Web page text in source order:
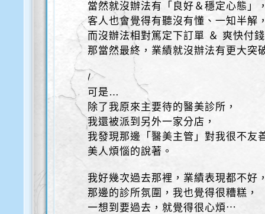
當然就沒辦法有「良好＆穩定心態」
客人也會覺得有聽沒有懂、一知半解
而沒辦法相對篤定下訂單 ＆ 爽快付
那當然最終，業績就沒辦法有更大突
/
可是…
除了我原來主要待的醫美診所，
我還被派到另外一家分店，
我發現那邊「醫美主管」對我很不友
美人煩惱的說著。
我好幾次過去那裡，業績表現都不好
那邊的診所氛圍，我也覺得很糟糕，
一想到要過去，就覺得很心煩⋯